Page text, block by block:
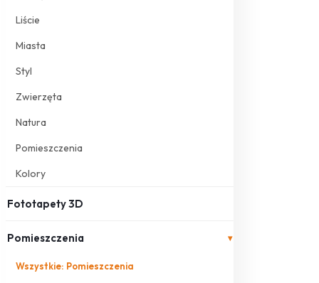
Liście
Miasta
Styl
Zwierzęta
Natura
Pomieszczenia
Kolory
Fototapety 3D
Pomieszczenia ▾
Wszystkie: Pomieszczenia